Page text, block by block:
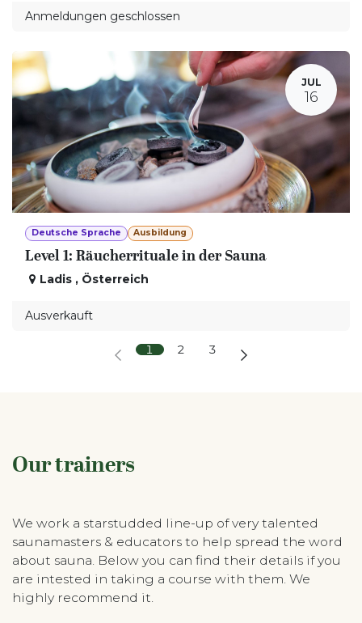
Anmeldungen geschlossen
JUL
16
Deutsche Sprache Ausbildung
Level 1: Räucherrituale in der Sauna
Ladis , Österreich
Ausverkauft
1 2 3
Our trainers
We work a starstudded line-up of very talented
saunamasters & educators to help spread the word
about sauna. Below you can find their details if you
are intested in taking a course with them. We
highly recommend it.